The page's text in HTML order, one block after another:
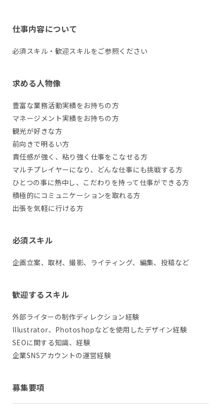
仕事内容について
必須スキル・歓迎スキルをご参照ください
求める人物像
豊富な業務活動実績をお持ちの方
マネージメント実績をお持ちの方
観光が好きな方
前向きで明るい方
責任感が強く、粘り強く仕事をこなせる方
マルチプレイヤーになり、どんな仕事にも挑戦する方
ひとつの事に熱中し、こだわりを持って仕事ができる方
積極的にコミュニケーションを取れる方
出張を気軽に行ける方
必須スキル
企画立案、取材、撮影、ライティング、編集、投稿など
歓迎するスキル
外部ライターの制作ディレクション経験
Illustrator、Photoshopなどを使用したデザイン経験
SEOに関する知識、経験
企業SNSアカウントの運営経験
募集要項